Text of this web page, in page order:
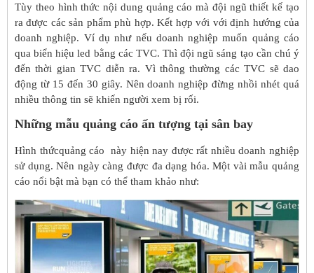
Tùy theo hình thức nội dung quảng cáo mà đội ngũ thiết kế tạo
ra được các sản phẩm phù hợp. Kết hợp với với định hướng của
doanh nghiệp. Ví dụ như nếu doanh nghiệp muốn quảng cáo
qua biển hiệu led bằng các TVC. Thì đội ngũ sáng tạo cần chú ý
đến thời gian TVC diễn ra. Vì thông thường các TVC sẽ dao
động từ 15 đến 30 giây. Nên doanh nghiệp đừng nhồi nhét quá
nhiều thông tin sẽ khiến người xem bị rối.
Những mẫu quảng cáo ấn tượng tại sân bay
Hình thứcquảng cáo này hiện nay được rất nhiều doanh nghiệp
sử dụng. Nên ngày càng được đa dạng hóa. Một vài mẫu quảng
cáo nổi bật mà bạn có thể tham khảo như: